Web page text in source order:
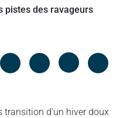
Facebook
d’un hiver doux